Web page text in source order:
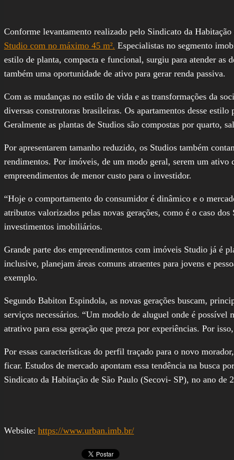
Conforme levantamento realizado pelo Sindicato da Habitação
Studio com no máximo 45 m². Especialistas no segmento
estilo de planta, compacta e funcional, surgiu para atender as
também uma oportunidade de ativo para gerar renda passiva.
Com as mudanças no estilo de vida e as transformações da
diversas construtoras brasileiras. Os apartamentos desse
Geralmente as plantas de Studios são compostas por quarto,
Por apresentarem tamanho reduzido, os Studios também
rendimentos. Por imóveis, de um modo geral, serem um ativo
empreendimentos de menor custo para o investidor.
“Hoje o comportamento do consumidor é dinâmico e o
atributos valorizados pelas novas gerações, como é o caso
investimentos imobiliários.
Grande parte dos empreendimentos com imóveis Studio já é
inclusive, planejam áreas comuns atraentes para jovens e
exemplo.
Segundo Babiton Espindola, as novas gerações buscam,
serviços necessários. “Um modelo de aluguel onde é
atrativo para essa geração que preza por experiências. Por
Por essas características do perfil traçado para o novo
ficar. Estudos de mercado apontam essa tendência na busca
Sindicato da Habitação de São Paulo (Secovi- SP), no ano
Website: https://www.urban.imb.br/